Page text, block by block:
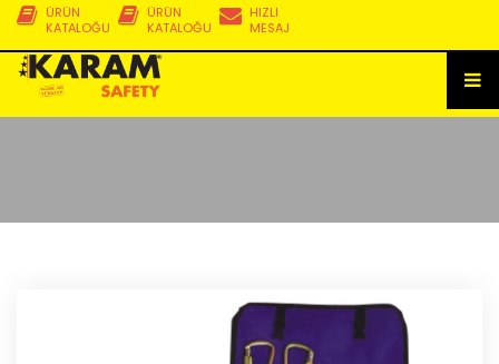
HIZLI
MESAJ
ÜRÜN
KATALOĞU
ÜRÜN
KATALOĞU